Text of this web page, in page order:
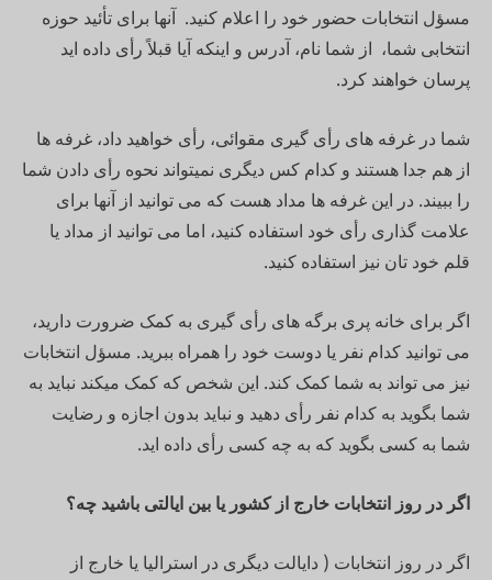
مسؤل انتخابات حضور خود را اعلام کنید. آنها برای تأئید حوزه
انتخابی شما، از شما نام، آدرس و اینکه آیا قبلاً رأی داده اید
پرسان خواهند کرد.
شما در غرفه های رأی گیری مقوائی، رأی خواهید داد، غرفه ها
از هم جدا هستند و کدام کس دیگری نمیتواند نحوه رأی دادن شما
را ببیند. در این غرفه ها مداد هست که می توانید از آنها برای
علامت گذاری رأی خود استفاده کنید، اما می توانید از مداد یا
قلم خود تان نیز استفاده کنید.
اگر برای خانه پری برگه های رأی گیری به کمک ضرورت دارید،
می توانید کدام نفر یا دوست خود را همراه ببرید. مسؤل انتخابات
نیز می تواند به شما کمک کند. این شخص که کمک میکند نباید به
شما بگوید به کدام نفر رأی دهید و نباید بدون اجازه و رضایت
شما به کسی بگوید که به چه کسی رأی داده اید.
اگر در روز انتخابات خارج از کشور یا بین ایالتی باشید چه؟
اگر در روز انتخابات ( دایالت دیگری در استرالیا یا خارج از